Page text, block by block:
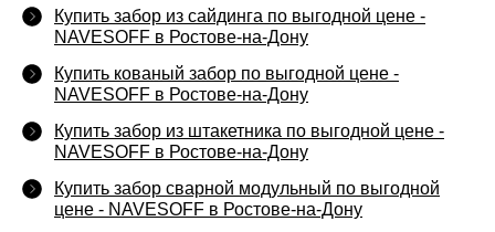
Купить забор из сайдинга по выгодной цене -
NAVESOFF в Ростове-на-Дону
Купить кованый забор по выгодной цене -
NAVESOFF в Ростове-на-Дону
Купить забор из штакетника по выгодной цене -
NAVESOFF в Ростове-на-Дону
Купить забор сварной модульный по выгодной
цене - NAVESOFF в Ростове-на-Дону